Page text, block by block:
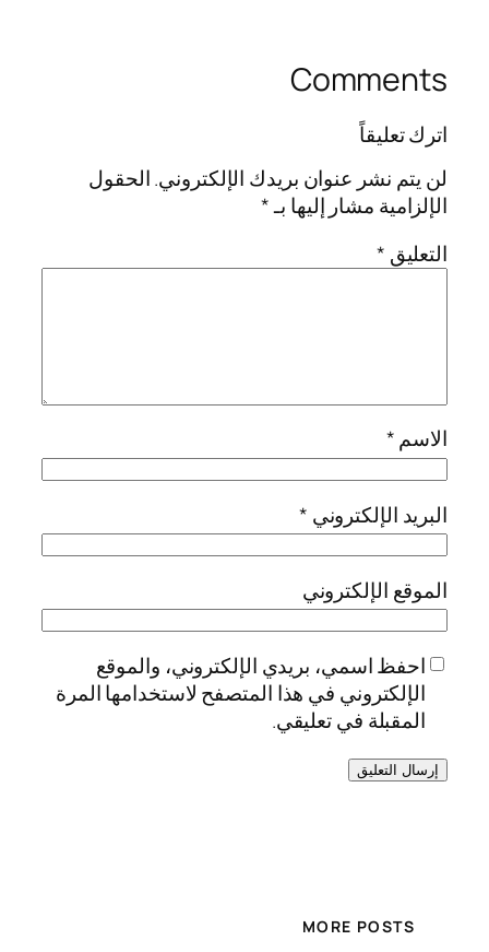
Comments
اترك تعليقاً
لن يتم نشر عنوان بريدك الإلكتروني.الحقول
الإلزامية مشار إليها بـ*
التعليق *
الاسم*
البريد الإلكتروني *
الموقع الإلكتروني
احفظ اسمي، بريدي الإلكتروني، والموقع
الإلكتروني في هذا المتصفح لاستخدامها المرة
المقبلة في تعليقي.
MORE POSTS